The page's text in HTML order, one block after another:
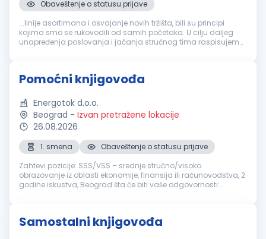
Obaveštenje o statusu prijave
...linije asortimana i osvajanje novih tržišta, bili su principi
kojima smo se rukovodili od samih početaka. U cilju daljeg
unapređenja poslovanja i jačanja stručnog tima raspisujemo
Pomoćni knjigovođa
Energotok d.o.o.
Beograd - Izvan pretražene lokacije
26.08.2026
1. smena
Obaveštenje o statusu prijave
Zahtevi pozicije: SSS/VSS – srednje stručno/visoko
obrazovanje iz oblasti ekonomije, finansija ili računovodstva, 2
godine iskustva, Beograd šta će biti vaše odgovornosti:
Samostalni knjigovođa